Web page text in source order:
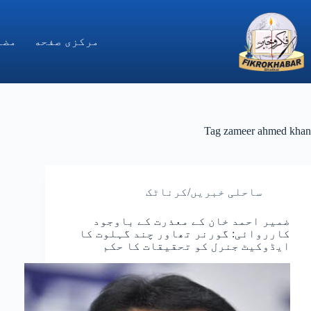
content
مركزى صفحه
Tag zameer ahmed khan
ساحلی خبریں/کرناٹک
ضمیر احمد خان کے معذرت کے باوجود
کارروائی: گورنر تھاور چند گہلوت کا
ایڈوکیٹ جنرل کو تحقیقات کا حکم